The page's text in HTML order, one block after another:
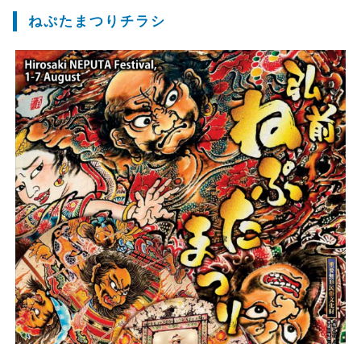
ねぷたまつりチラシ